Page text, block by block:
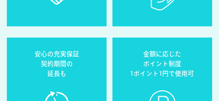
安心の充実保証
契約期間の
延長も
金額に応じた
ポイント制度
1ポイント1円で使用可